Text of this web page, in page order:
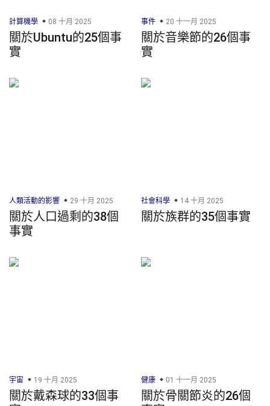
計算機學 08 十月 2025
關於Ubuntu的25個事
實
事件 20 十一月 2025
關於音樂節的26個事
實
人類活動的影響 29 十月 2025
關於人口過剩的38個
事實
社會科學 14 十月 2025
關於族群的35個事實
宇宙 19 十月 2025
關於戴森球的33個事
健康 01 十一月 2025
關於骨關節炎的26個